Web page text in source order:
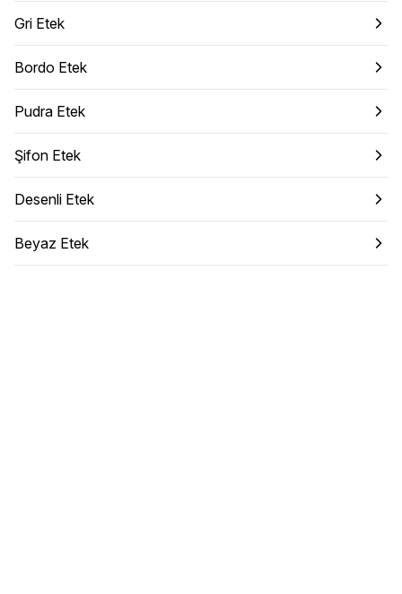
Gri Etek
Bordo Etek
Pudra Etek
Şifon Etek
Desenli Etek
Beyaz Etek